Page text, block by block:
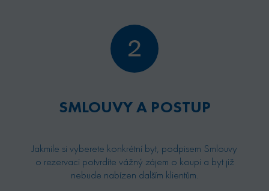
SMLOUVY A POSTUP
Jakmile si vyberete konkrétní byt, podpisem Smlouvy
o rezervaci potvrdíte vážný zájem o koupi a byt již
nebude nabízen dalším klientům.